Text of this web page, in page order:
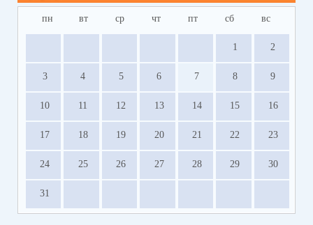
пн вт ср чт пт сб вс
1 2
3 4 5 6 7 8 9
10 11 12 13 14 15 16
17 18 19 20 21 22 23
24 25 26 27 28 29 30
31